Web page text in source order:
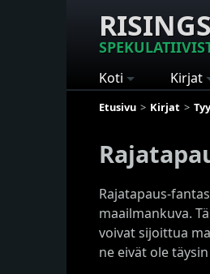
Koti Kirjat
Etusivu Kirjat
Rajatapaus-
maailmankuva.
voivat sijoittua
ne eivät ole